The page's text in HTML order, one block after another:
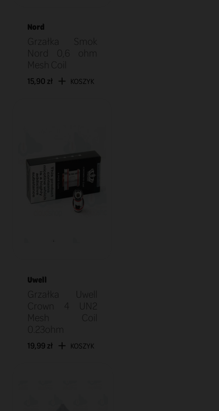
Nord
Grzałka Smok
Nord 0,6 ohm
Mesh Coil
15,90 zł KOSZYK
Uwell
Grzałka Uwell
Crown 4 UN2
Mesh Coil
0.23ohm
19,99 zł KOSZYK